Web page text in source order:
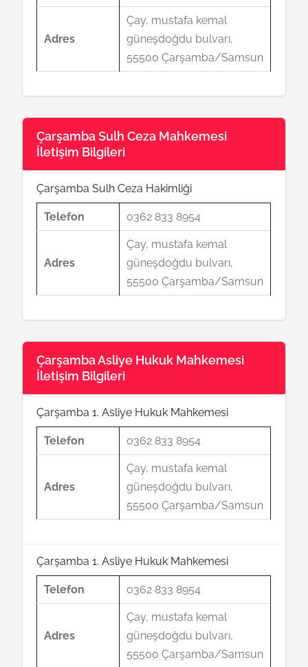
Adres
Çay, mustafa kemal
güneşdoğdu bulvarı,
55500 Çarşamba/Samsun
Çarşamba Sulh Ceza Mahkemesi
İletişim Bilgileri
Çarşamba Sulh Ceza Hakimliği
Telefon 0362 833 8954
Adres
Çay, mustafa kemal
güneşdoğdu bulvarı,
55500 Çarşamba/Samsun
Çarşamba Asliye Hukuk Mahkemesi
İletişim Bilgileri
Çarşamba 1. Asliye Hukuk Mahkemesi
Telefon 0362 833 8954
Adres
Çay, mustafa kemal
güneşdoğdu bulvarı,
55500 Çarşamba/Samsun
Çarşamba 1. Asliye Hukuk Mahkemesi
Telefon 0362 833 8954
Adres
Çay, mustafa kemal
güneşdoğdu bulvarı,
55500 Çarşamba/Samsun